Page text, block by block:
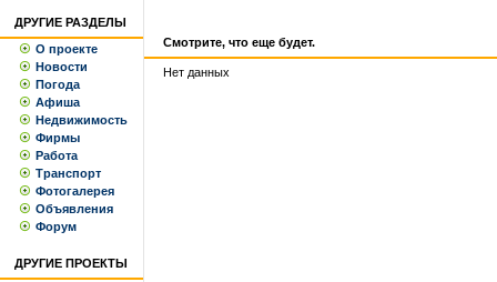
ДРУГИЕ РАЗДЕЛЫ
О проекте
Новости
Погода
Афиша
Недвижимость
Фирмы
Работа
Транспорт
Фотогалерея
Объявления
Форум
ДРУГИЕ ПРОЕКТЫ
Смотрите, что еще будет.
Нет данных